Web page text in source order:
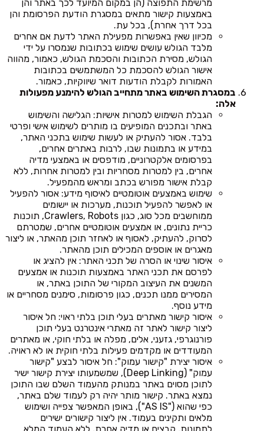
מרשימת התפוצה (הן במקום המיועד לכך באתר והן
באמצעות קישור מתאים במסגרת הודעת הפרסומת והן
בכל דרך אחרת), בכל עת.
מכיוון שאין באפשרות מפעילת האתר לדעת אם אחרים
מלבד הגולש עושים שימוש בכתובות שנמסרו על ידי
הגולש, מסירת הכתובות והסכמת הגולש, כאמור, מהווה
אישור הגולש להסכמת כל המשתמשים בכתובות
האמורות לקבלת הודעות דואר שיווקיות, כאמור.
במסגרת השימוש באתר מתחייב הגולש להימנע מפעולות
אלה:
הגבלת השימוש למטרות אישיות: הגלישה והשימוש
באתר ובתכנים המופיעים בו מותרים לשימוש אישי ופרטי
בלבד. אסור להעתיק או לעשות שימוש בתכני האתר,
במידע או בתמונות שבו, לרבות באתרים אחרים,
בפרסומים אלקטרוניים, מודפסים או באמצעי מדיה
אחרים, בין למטרות מסחריות ובין למטרות אחרות, ללא
קבלת אישור מפורש בכתב ומראש מהמפעיל.
שימוש באמצעים אוטומטיים לאיסוף מידע: אסור להפעיל
או לאפשר להפעיל תוכנות, מערכות או יישומים
ממוחשבים מכל סוג, כגון Crawlers, Robots, תוכנות
כריית נתונים, או אמצעים אוטומטיים אחרים, שמטרתם
לסרוק, להעתיק, לאסוף או לאחזר תוכן מהאתר, או ליצור
מאגרים או אוספים המכילים תוכן מהאתר.
איסור שינוי או הסרה של תכני האתר: אין להציג או
לפרסם את תכני האתר באמצעות תוכנות או אמצעים
המשנים את העיצוב המקורי של התוכן באתר, או
המסירים ממנו תכנים, כגון פרסומות, סימנים מסחריים או
מידע נוסף.
איסור קישור מאתרים בעלי תוכן בלתי ראוי: חל איסור
ליצור קישור לאתר זה מאתרי אינטרנט בעלי תוכן
פורנוגרפי, גזעני, אלים, מפלה או בלתי חוקי, או מאתרים
המעודדים או מקדמים פעילות בלתי חוקית או לא ראויה.
איסור יצירת "קישור עמוק": חל איסור לבצע "קישור
עמוק" (Deep Linking), שמשמעותו יצירת קישור ישיר
לתוכן מסוים באתר במנותק מהעמוד השלם שבו התוכן
נמצא באתר. קישור מותר יהיה רק לעמוד שלם באתר,
כפי שהוא ("AS IS"), באופן המאפשר צפייה ושימוש
מלאים ותקינים בעמוד. אין ליצור קישורים ישירים